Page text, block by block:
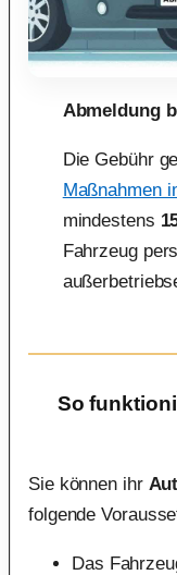
Abmeldung
Die Gebühr
Maßnahmen
mindestens
Fahrzeug
So
Sie können ihr
folgende
Das